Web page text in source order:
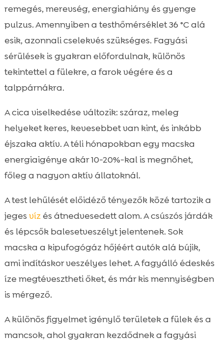
remegés, merevség, energiahiány és gyenge
pulzus. Amennyiben a testhőmérséklet 36 °C alá
esik, azonnali cselekvés szükséges. Fagyási
sérülések is gyakran előfordulnak, különös
tekintettel a fülekre, a farok végére és a
talppárnákra.
A cica viselkedése változik: száraz, meleg
helyeket keres, kevesebbet van kint, és inkább
éjszaka aktív. A téli hónapokban egy macska
energiaigénye akár 10-20%-kal is megnőhet,
főleg a nagyon aktív állatoknál.
A test lehűlését előidéző tényezők közé tartozik a
jeges vízés átnedvesedett alom. A csúszós járdák
és lépcsők balesetveszélyt jelentenek. Sok
macska a kipufogógáz hőjéért autók alá bújik,
ami indításkor veszélyes lehet. A fagyálló édeskés
íze megtévesztheti őket, és már kis mennyiségben
is mérgező.
A különös figyelmet igénylő területek a fülek és a
mancsok, ahol gyakran kezdődnek a fagyási